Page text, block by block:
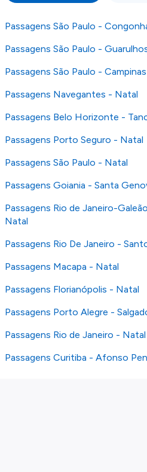
as condições no website
fazer uma reserva. Para
os nossosTermos e
Passagens São Paulo -
Passagens São Paulo -
Passagens São Paulo -
Passagens Navegantes - Natal
Passagens Belo Horizonte -
Passagens Porto Seguro - Natal
Passagens São Paulo - Natal
Passagens Goiania - Santa
Passagens Rio de Janeiro-Galeão - Antonio Carlos
Natal
Passagens Rio De Janeiro -
Passagens Macapa - Natal
Passagens Florianópolis - Natal
Passagens Porto Alegre -
Passagens Rio de Janeiro - Natal
Passagens Curitiba - Afonso